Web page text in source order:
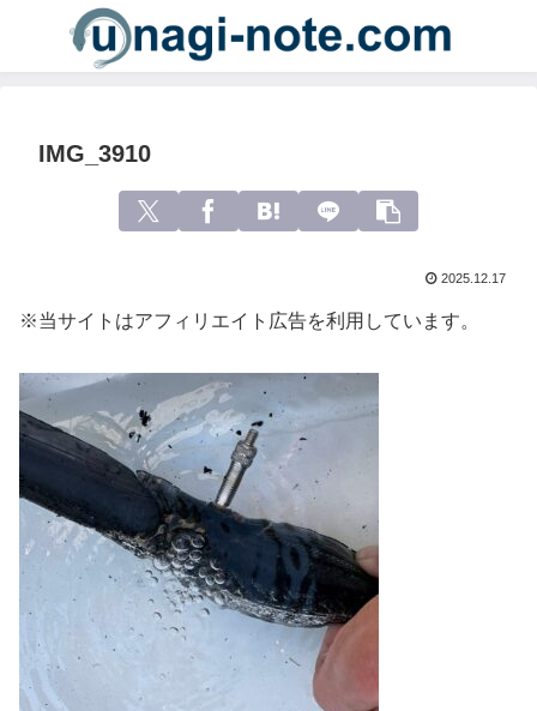
IMG_3910
2025.12.17
※当サイトはアフィリエイト広告を利用しています。